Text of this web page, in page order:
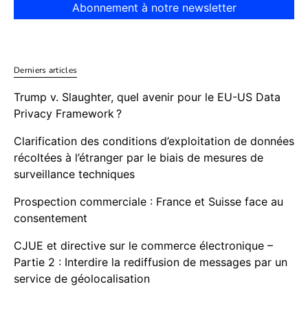
Abonnement à notre newsletter
Derniers articles
Trump v. Slaughter, quel avenir pour le EU-US Data
Privacy Framework ?
Clarification des conditions d’exploitation de données
récoltées à l’étranger par le biais de mesures de
surveillance techniques
Prospection commerciale : France et Suisse face au
consentement
CJUE et directive sur le commerce électronique –
Partie 2 : Interdire la rediffusion de messages par un
service de géolocalisation